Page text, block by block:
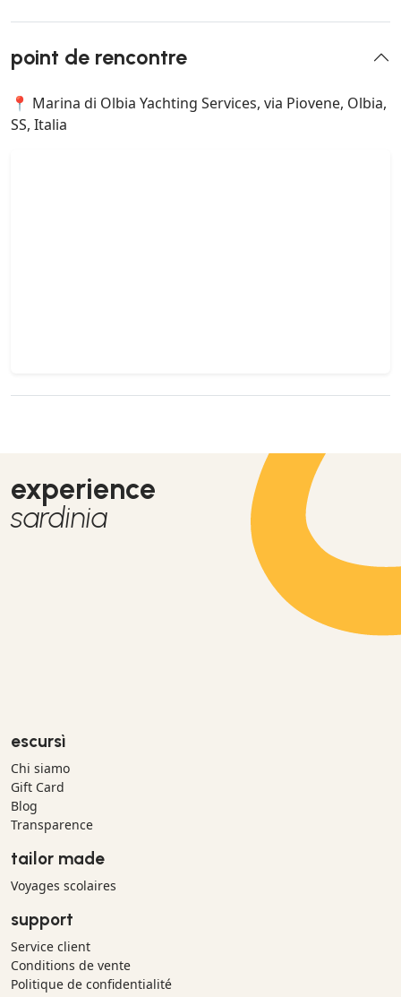
point de rencontre
📍 Marina di Olbia Yachting Services, via Piovene, Olbia,
SS, Italia
experience
sardinia
escursì
Chi siamo
Gift Card
Blog
Transparence
tailor made
Voyages scolaires
support
Service client
Conditions de vente
Politique de confidentialité